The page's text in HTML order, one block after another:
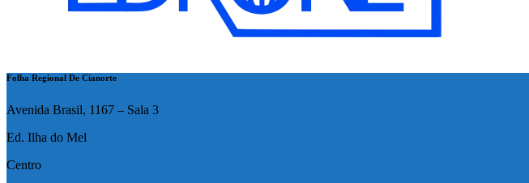
Folha Regional De Cianorte
Avenida Brasil, 1167 – Sala 3
Ed. Ilha do Mel
Centro